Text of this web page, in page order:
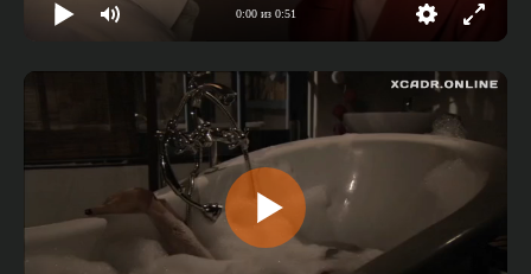
0:00 из 0:51